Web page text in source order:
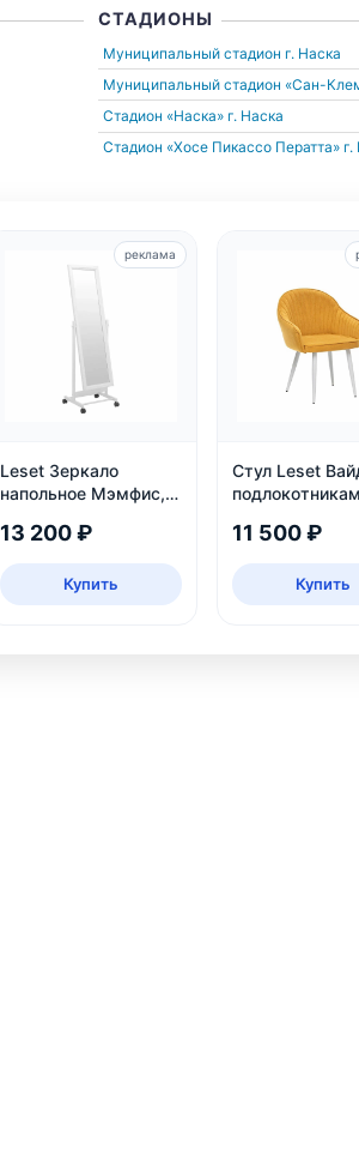
СТАДИОНЫ
Муниципальный стадион г. Наска
Муниципальный стадион «Сан-
Стадион «Наска» г. Наска
Стадион «Хосе Пикассо Ператта» г.
Leset Зеркало
напольное Мэмфис,
13 200 ₽
Купить
реклама
Стул Leset
11 500 ₽
Купить